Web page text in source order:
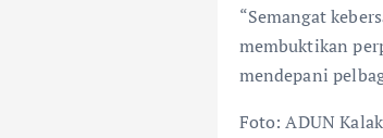
“Semangat
membuktikan
mendepani
Foto: ADUN